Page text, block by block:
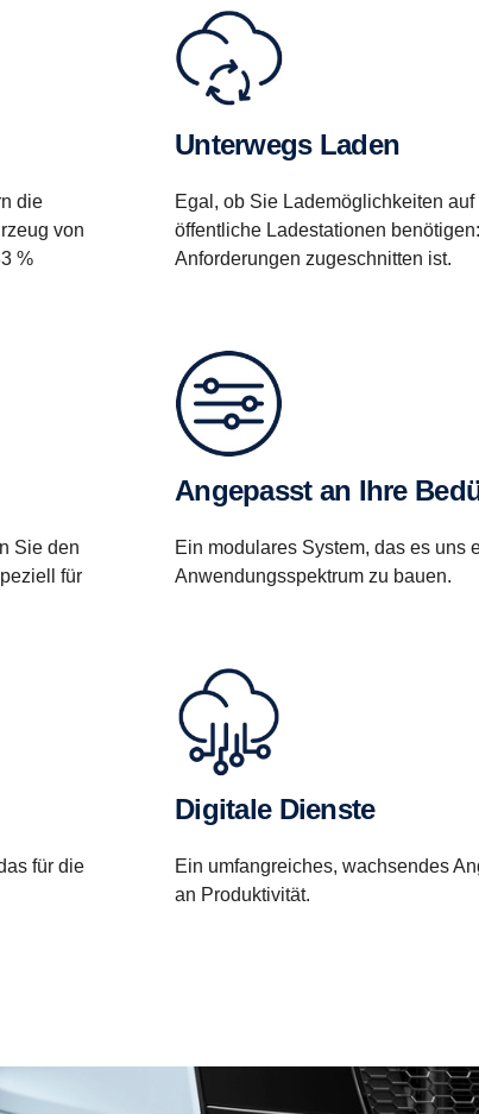
die
von
%
Unterwegs Laden
Egal, ob Sie Lademöglichkeiten
öffentliche Ladestationen
Anforderungen zugeschnitten ist.
Sie den
für
Angepasst an Ihre
Ein modulares System, das es uns
Anwendungsspektrum zu bauen.
für die
Digitale Dienste
Ein umfangreiches, wachsendes
an Produktivität.